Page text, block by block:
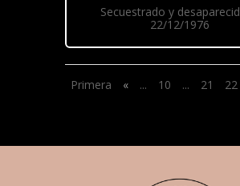
Secuestrado y
22/12/1976
Primera « ... 10 ... 21 22